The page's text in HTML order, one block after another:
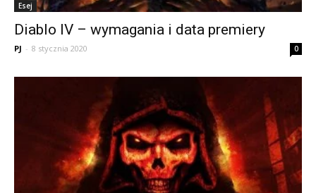
Esej
Diablo IV – wymagania i data premiery
PJ - 8 stycznia 2020 0